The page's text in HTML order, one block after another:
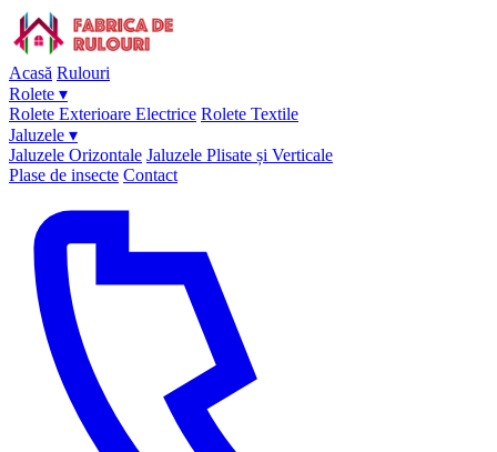
Acasă Rulouri
Rolete ▾
Rolete Exterioare Electrice Rolete Textile
Jaluzele ▾
Jaluzele Orizontale Jaluzele Plisate și Verticale
Plase de insecte Contact